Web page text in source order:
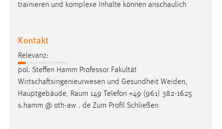
trainieren und komplexe Inhalte können anschaulich
Kontakt
Relevanz:
pol. Steffen Hamm Professor Fakultät
Wirtschaftsingenieurwesen und Gesundheit Weiden,
Hauptgebäude, Raum 149 Telefon +49 (961) 382-1625
s.hamm @ oth-aw . de Zum Profil Schließen
Name:
fe_user, be_user, be_lastLoginProvider
Zweck:
Dieser Cookie ist notwendig um sich an der Website
einloggen zu können.